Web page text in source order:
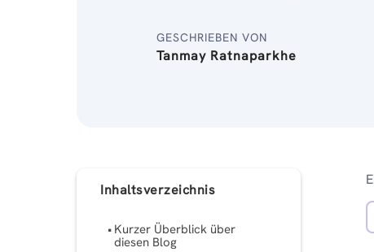
GESCHRIEBEN VON
Tanmay Ratnaparkhe
Inhaltsverzeichnis
Kurzer Überblick über
diesen Blog